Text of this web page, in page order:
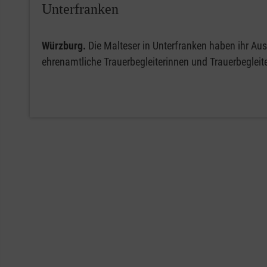
Unterfranken
Würzburg. Die Malteser in Unterfranken haben ihr
ehrenamtliche Trauerbegleiterinnen und